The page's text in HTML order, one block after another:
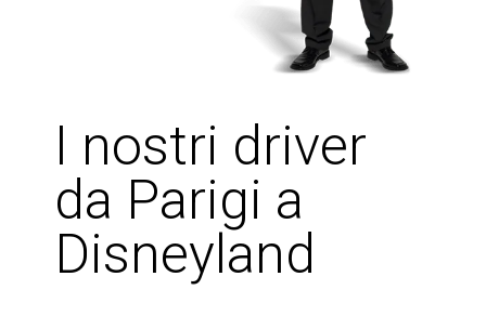
I nostri driver
da Parigi a
Disneyland